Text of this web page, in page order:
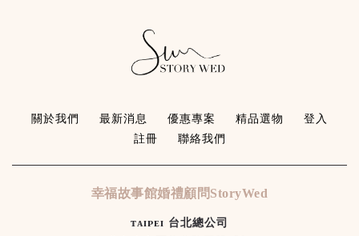
關於我們 最新消息 優惠專案 精品選物
登入
註冊
聯絡我們
幸福故事館婚禮顧問StoryWed
ᴛᴀɪᴘᴇɪ 台北總公司